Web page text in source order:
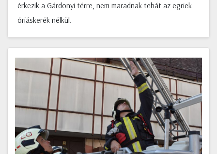
érkezik a Gárdonyi térre, nem maradnak tehát az egriek
óriáskerék nélkül.